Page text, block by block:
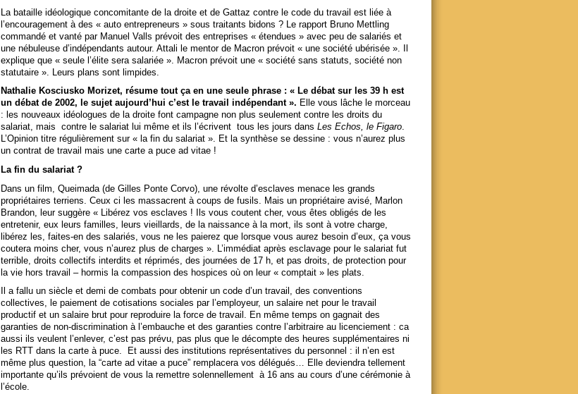
La bataille idéologique concomitante de la droite et de Gattaz contre le code du travail est liée à
l’encouragement à des « auto entrepreneurs » sous traitants bidons ? Le rapport Bruno Mettling
commandé et vanté par Manuel Valls prévoit des entreprises « étendues » avec peu de salariés et
une nébuleuse d’indépendants autour. Attali le mentor de Macron prévoit « une société ubérisée ». Il
explique que « seule l’élite sera salariée ». Macron prévoit une « société sans statuts, société non
statutaire ». Leurs plans sont limpides.
Nathalie Kosciusko Morizet, résume tout ça en une seule phrase : « Le débat sur les 39 h est
un débat de 2002, le sujet aujourd’hui c’est le travail indépendant ». Elle vous lâche le morceau
: les nouveaux idéologues de la droite font campagne non plus seulement contre les droits du
salariat, mais contre le salariat lui même et ils l’écrivent tous les jours dans Les Echos, le Figaro.
L’Opinion titre régulièrement sur « la fin du salariat ». Et la synthèse se dessine : vous n’aurez plus
un contrat de travail mais une carte a puce ad vitae !
La fin du salariat ?
Dans un film, Queimada (de Gilles Ponte Corvo), une révolte d’esclaves menace les grands
propriétaires terriens. Ceux ci les massacrent à coups de fusils. Mais un propriétaire avisé, Marlon
Brandon, leur suggère « Libérez vos esclaves ! Ils vous coutent cher, vous êtes obligés de les
entretenir, eux leurs familles, leurs vieillards, de la naissance à la mort, ils sont à votre charge,
libérez les, faites-en des salariés, vous ne les paierez que lorsque vous aurez besoin d’eux, ça vous
coutera moins cher, vous n’aurez plus de charges ». L’immédiat après esclavage pour le salariat fut
terrible, droits collectifs interdits et réprimés, des journées de 17 h, et pas droits, de protection pour
la vie hors travail – hormis la compassion des hospices où on leur « comptait » les plats.
Il a fallu un siècle et demi de combats pour obtenir un code d’un travail, des conventions
collectives, le paiement de cotisations sociales par l’employeur, un salaire net pour le travail
productif et un salaire brut pour reproduire la force de travail. En même temps on gagnait des
garanties de non-discrimination à l’embauche et des garanties contre l’arbitraire au licenciement : ca
aussi ils veulent l’enlever, c’est pas prévu, pas plus que le décompte des heures supplémentaires ni
les RTT dans la carte à puce. Et aussi des institutions représentatives du personnel : il n’en est
même plus question, la “carte ad vitae a puce” remplacera vos délégués… Elle deviendra tellement
importante qu’ils prévoient de vous la remettre solennellement à 16 ans au cours d’une cérémonie à
l’école.